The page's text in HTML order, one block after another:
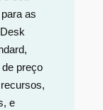
as
preço
e